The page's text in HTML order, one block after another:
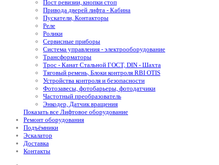
Пост ревизии, кнопки стоп
Привода дверей лифта - Кабина
Пускатели, Контакторы
Реле
Ролики
Сервисные приборы
Система управления - электрооборудование
Трансформаторы
Трос - Канат Стальной ГОСТ, DIN - Шахта
Тяговый ремень, Блоки контроля RBI OTIS
Устройства контроля и безопасности
Фотозавесы, фотобарьеры, фотодатчики
Частотный преобразователь
Энкодер, Датчик вращения
Показать все Лифтовое оборудование
Ремонт оборудования
Подъёмники
Эскалатор
Доставка
Контакты